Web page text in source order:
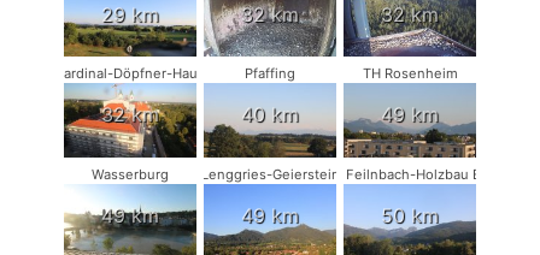
29 km 32 km 32 km
Kardinal-Döpfner-Haus
32 km
Pfaffing
40 km
TH Rosenheim
49 km
Wasserburg
49 km
Lenggries-Geierstein
49 km
Bad Feilnbach-Holzbau Eder
50 km